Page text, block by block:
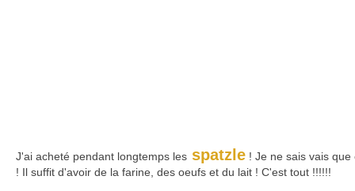
J'ai acheté pendant longtemps les spatzle ! Je ne sais vais
! Il suffit d'avoir de la farine, des oeufs et du lait ! C'est tout !!!!!!